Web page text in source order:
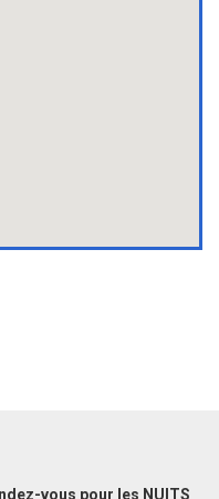
vous pour les NUITS